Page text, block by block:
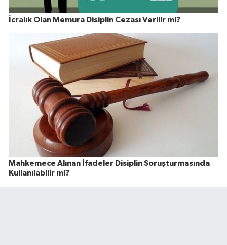
İcralık Olan Memura Disiplin Cezası Verilir mi?
Mahkemece Alınan İfadeler Disiplin Soruşturmasında
Kullanılabilir mi?